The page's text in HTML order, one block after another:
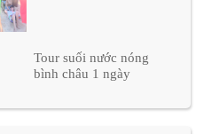
Tour suối nước nóng
bình châu 1 ngày